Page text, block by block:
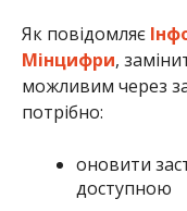
Як повідомляє
Мінцифри,
можливим через
потрібно:
оновити
доступною